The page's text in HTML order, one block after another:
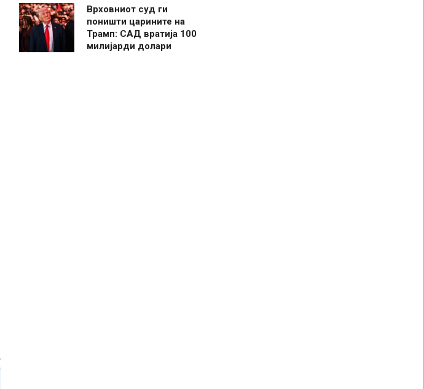
Врховниот суд ги
поништи царините на
Трамп: САД вратија 100
милијарди долари